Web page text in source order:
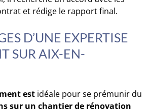
et rédige le rapport final.
D’UNE EXPERTISE
SUR AIX-EN-
est idéale pour se prémunir du
sur un chantier de rénovation